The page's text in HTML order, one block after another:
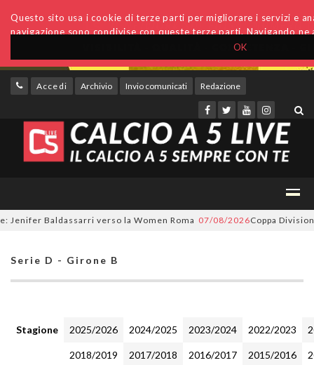
OK
Questo sito usa i cookie di terze parti per migliorare i servizi e
navigazione sono condivise con queste terze parti. Navigando
Accedi Archivio Invio comunicati Redazione
Baldassarri verso la Women Roma 07/08/2026Coppa Divisione,
Serie D - Girone B
Stagione 2025/2026 2024/2025 2023/2024 2022/2023
2018/2019 2017/2018 2016/2017 2015/2016